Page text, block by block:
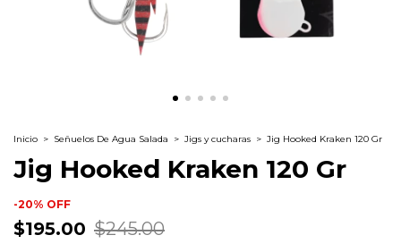
Inicio > Señuelos De Agua Salada > Jigs y cucharas > Jig Hooked Kraken 120 Gr
Jig Hooked Kraken 120 Gr
-20% OFF
$195.00 $245.00